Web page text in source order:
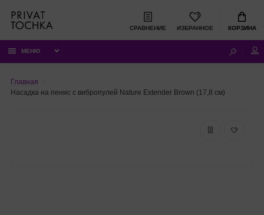
СРАВНЕНИЕ ИЗБРАННОЕ КОРЗИНА
МЕНЮ
Главная
Насадка на пенис с вибропулей Nature Extender Brown (17,8 см)